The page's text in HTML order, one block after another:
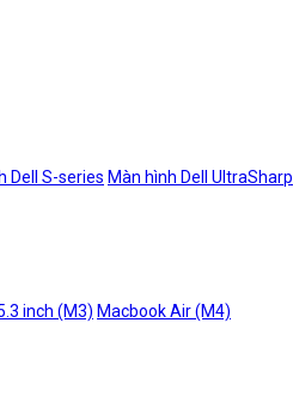
Dell S-series Màn hình Dell UltraSharp
inch (M3) Macbook Air (M4)